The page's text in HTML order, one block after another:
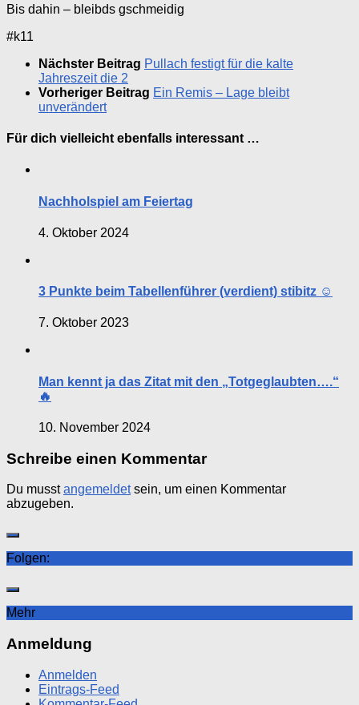
Bis dahin – bleibds gschmeidig
#k11
Nächster Beitrag Pullach festigt für die kalte
Jahreszeit die 2
Vorheriger Beitrag Ein Remis – Lage bleibt
unverändert
Für dich vielleicht ebenfalls interessant …
Nachholspiel am Feiertag
4. Oktober 2024
3 Punkte beim Tabellenführer (verdient) stibitz ☺️
7. Oktober 2023
Man kennt ja das Zitat mit den „Totgeglaubten….“
🔥
10. November 2024
Schreibe einen Kommentar
Du musstangemeldetsein, um einen Kommentar
abzugeben.
Folgen:
Mehr
Anmeldung
Anmelden
Eintrags-Feed